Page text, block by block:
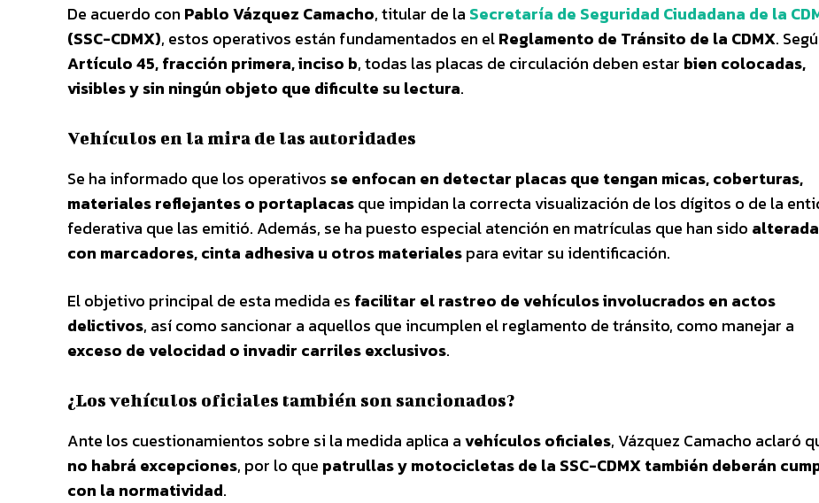
De acuerdo con Pablo Vázquez Camacho, titular de la Secretaría de Seguridad Ciudadana de la
(SSC-CDMX), estos operativos están fundamentados en elReglamento de Tránsito de la CDMX.
Artículo 45, fracción primera, inciso b, todas las placas de circulación deben estar bien colocadas,
visibles y sin ningún objeto que dificulte su lectura.
Vehículos en la mira de las autoridades
Se ha informado que los operativos se enfocan en detectar placas que tengan micas, coberturas,
materiales reflejantes o portaplacasque impidan la correcta visualización de los dígitos o de la
federativa que las emitió. Además, se ha puesto especial atención en matrículas que han sido
con marcadores, cinta adhesiva u otros materialespara evitar su identificación.
El objetivo principal de esta medida es facilitar el rastreo de vehículos involucrados en actos
delictivos, así como sancionar a aquellos que incumplen el reglamento de tránsito, como manejar a
exceso de velocidad o invadir carriles exclusivos.
¿Los vehículos oficiales también son sancionados?
Ante los cuestionamientos sobre si la medida aplica avehículos oficiales, Vázquez Camacho aclaró
no habrá excepciones, por lo que patrullas y motocicletas de la SSC-CDMX también deberán
con la normatividad.